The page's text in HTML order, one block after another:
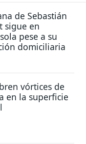
de Sebastián
sigue en
pese a su
domiciliaria
vórtices de
en la superficie